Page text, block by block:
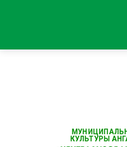
КУЛЬТУРЫ